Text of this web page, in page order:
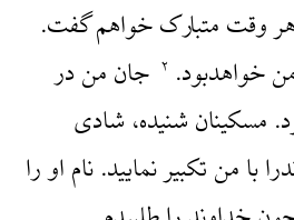
وقت متبارک خواهم گفت.
خواهدبود. ۲ جان من در
مسکینان شنیده، شادی
با من تکبیر نمایید. نام او را